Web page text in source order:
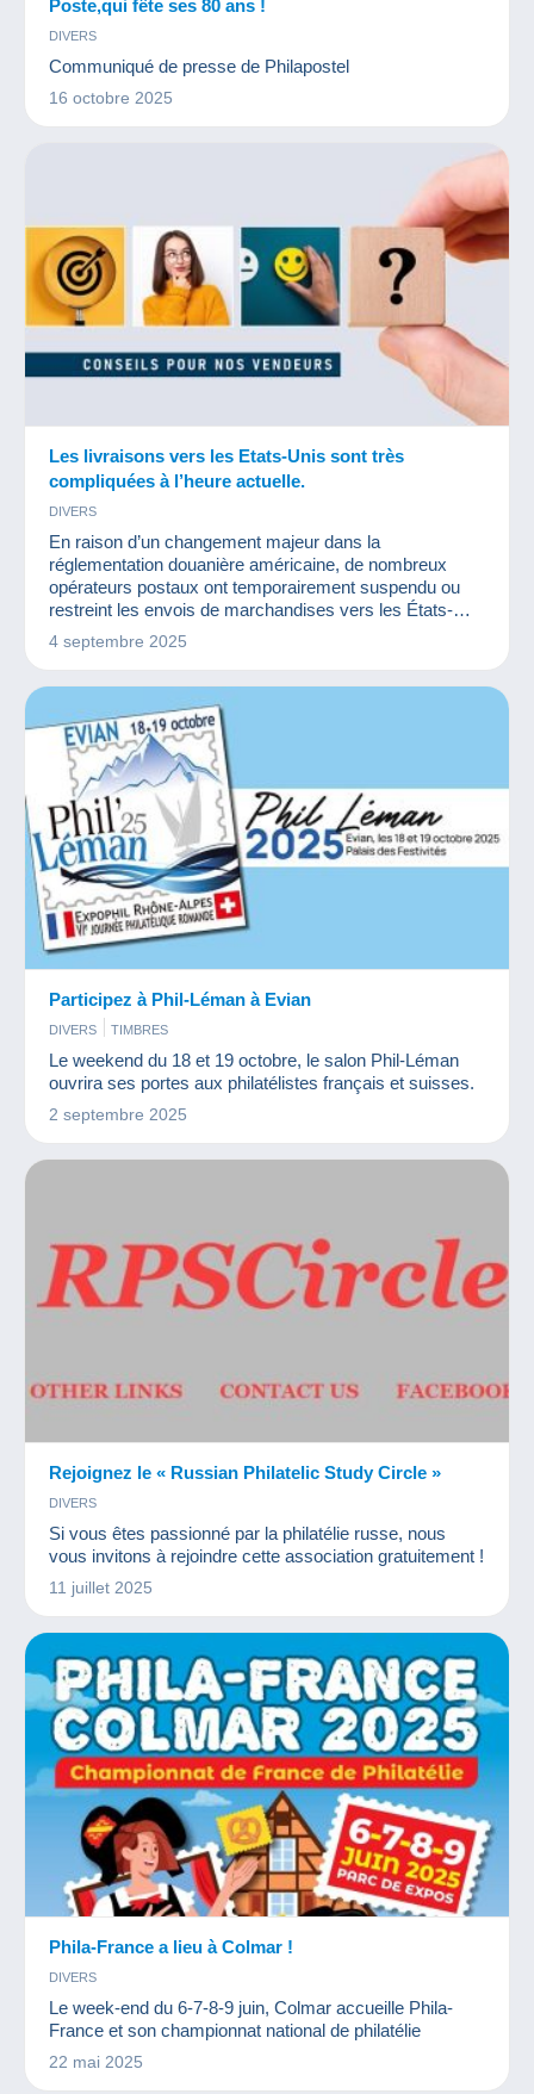
Poste,qui fête ses 80 ans !
DIVERS
Communiqué de presse de Philapostel
16 octobre 2025
Les livraisons vers les Etats-Unis sont très
compliquées à l’heure actuelle.
DIVERS
En raison d’un changement majeur dans la
réglementation douanière américaine, de nombreux
opérateurs postaux ont temporairement suspendu ou
restreint les envois de marchandises vers les États-
Unis.
4 septembre 2025
Participez à Phil-Léman à Evian
DIVERS TIMBRES
Le weekend du 18 et 19 octobre, le salon Phil-Léman
ouvrira ses portes aux philatélistes français et suisses.
2 septembre 2025
Rejoignez le « Russian Philatelic Study Circle »
DIVERS
Si vous êtes passionné par la philatélie russe, nous
vous invitons à rejoindre cette association gratuitement !
11 juillet 2025
Phila-France a lieu à Colmar !
DIVERS
Le week-end du 6-7-8-9 juin, Colmar accueille Phila-
France et son championnat national de philatélie
22 mai 2025